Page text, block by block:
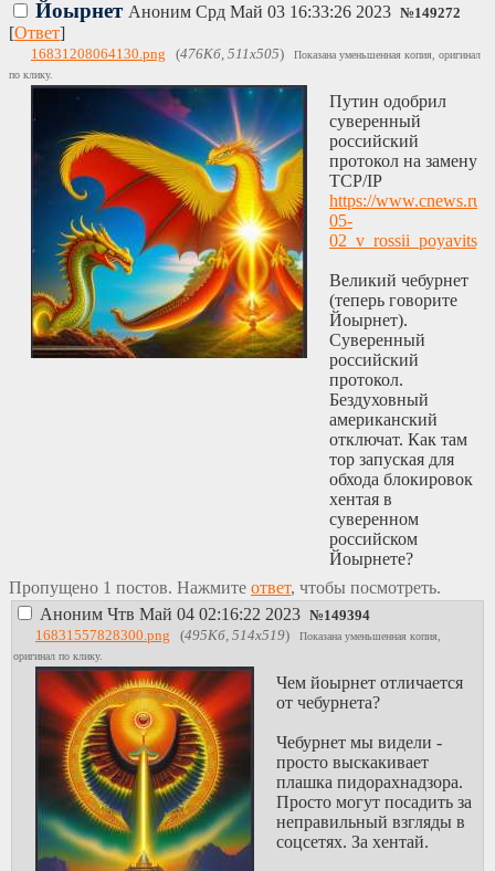
Йоырнет Аноним Срд Май 03 16:33:26 2023 №149272
[Ответ]
16831208064130.png (476Кб, 511x505)
Показана уменьшенная копия, оригинал
по клику.
Путин одобрил
суверенный
российский
протокол на замену
TCP/IP
https://www.cnews.ru/
05-
Великий чебурнет
(теперь говорите
Йоырнет).
Суверенный
российский
протокол.
Бездуховный
американский
отключат. Как там
тор запуская для
обхода блокировок
хентая в
суверенном
российском
Йоырнете?
Пропущено 1 постов. Нажмите ответ, чтобы посмотреть.
Аноним Чтв Май 04 02:16:22 2023 №149394
16831557828300.png (495Кб, 514x519)
Показана уменьшенная копия,
оригинал по клику.
Чем йоырнет отличается
от чебурнета?
Чебурнет мы видели -
просто выскакивает
плашка пидорахнадзора.
Просто могут посадить за
неправильный взгляды в
соцсетях. За хентай.